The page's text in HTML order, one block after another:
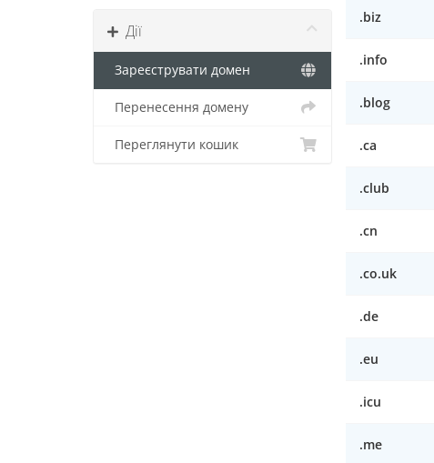
Дії
Зареєструвати домен
Перенесення домену
Переглянути кошик
.biz
.info
.blog
.ca
.club
.cn
.co.uk
.de
.eu
.icu
.me